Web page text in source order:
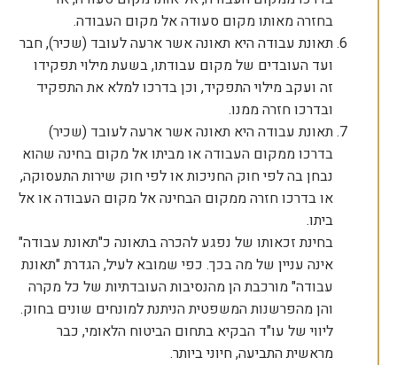
בחזרה מאותו מקום סעודה אל מקום העבודה.
תאונת עבודה היא תאונה אשר ארעה לעובד (שכיר), חבר
ועד העובדים של מקום עבודתו, בשעת מילוי תפקידו
זה ועקב מילוי התפקיד, וכן בדרכו למלא את התפקיד
ובדרכו חזרה ממנו.
תאונת עבודה היא תאונה אשר ארעה לעובד (שכיר)
בדרכו ממקום העבודה או מביתו אל מקום בחינה שהוא
נבחן בה לפי חוק החניכות או לפי חוק שירות התעסוקה,
או בדרכו חזרה ממקום הבחינה אל מקום העבודה או אל
ביתו.
בחינת זכאותו של נפגע להכרה בתאונה כ"תאונת עבודה"
אינה עניין של מה בכך. כפי שמובא לעיל, הגדרת "תאונת
עבודה" מורכבת הן מהנסיבות העובדתיות של כל מקרה
והן מהפרשנות המשפטית הניתנת למונחים שונים בחוק.
ליווי של עו"ד הבקיא בתחום הביטוח הלאומי, כבר
מראשית התביעה, חיוני ביותר.